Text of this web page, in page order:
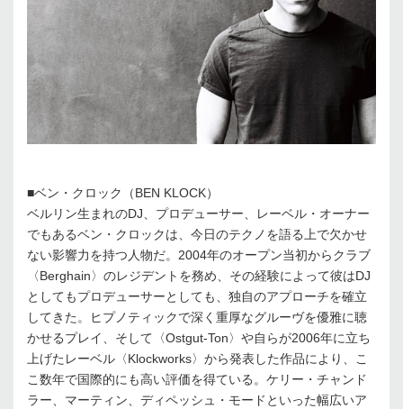
■ベン・クロック（BEN KLOCK）
ベルリン生まれのDJ、プロデューサー、レーベル・オーナー
でもあるベン・クロックは、今日のテクノを語る上で欠かせ
ない影響力を持つ人物だ。2004年のオープン当初からクラブ
〈Berghain〉のレジデントを務め、その経験によって彼はDJ
としてもプロデューサーとしても、独自のアプローチを確立
してきた。ヒプノティックで深く重厚なグルーヴを優雅に聴
かせるプレイ、そして〈Ostgut-Ton〉や自らが2006年に立ち
上げたレーベル〈Klockworks〉から発表した作品により、こ
こ数年で国際的にも高い評価を得ている。ケリー・チャンド
ラー、マーティン、ディペッシュ・モードといった幅広いア